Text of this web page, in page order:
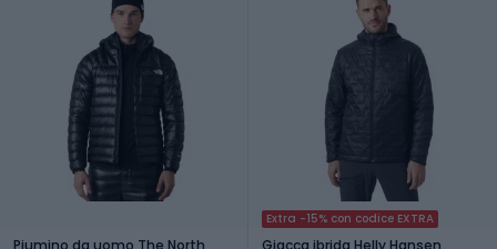
Piumino da uomo The North
Extra -15% con codice EXTRA
Giacca ibrida Helly Hansen